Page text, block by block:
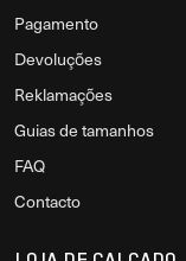
Pagamento
Devoluções
Reklamações
Guias de tamanhos
FAQ
Contacto